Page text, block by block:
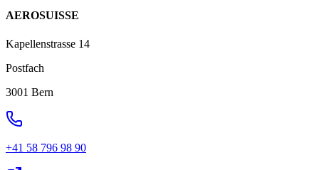
AEROSUISSE
Kapellenstrasse 14
Postfach
3001 Bern
+41 58 796 98 90